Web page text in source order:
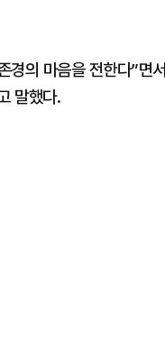
경의 마음을 전한다”면서
말했다.